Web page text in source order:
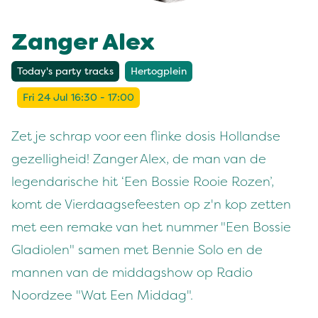
Zanger Alex
Today's party tracks Hertogplein
Fri 24 Jul 16:30 - 17:00
Zet je schrap voor een flinke dosis Hollandse
gezelligheid! Zanger Alex, de man van de
legendarische hit ‘Een Bossie Rooie Rozen’,
komt de Vierdaagsefeesten op z'n kop zetten
met een remake van het nummer "Een Bossie
Gladiolen" samen met Bennie Solo en de
mannen van de middagshow op Radio
Noordzee "Wat Een Middag".